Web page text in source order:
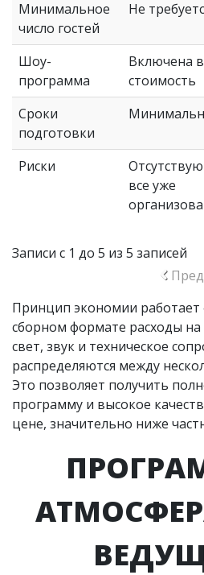
Минимальное
число гостей
Не
Шоу-
программа
Включена в
стоимость
Сроки
подготовки
Риски
все уже
Записи с 1 до 5 из 5 записей
Принцип экономии работает
сборном формате расходы
свет, звук и техническое
распределяются между
Это позволяет получить
программу и высокое
цене, значительно ниже